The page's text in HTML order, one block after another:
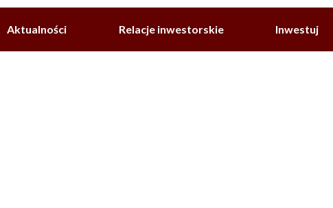
Aktualności Relacje inwestorskie Inwestuj